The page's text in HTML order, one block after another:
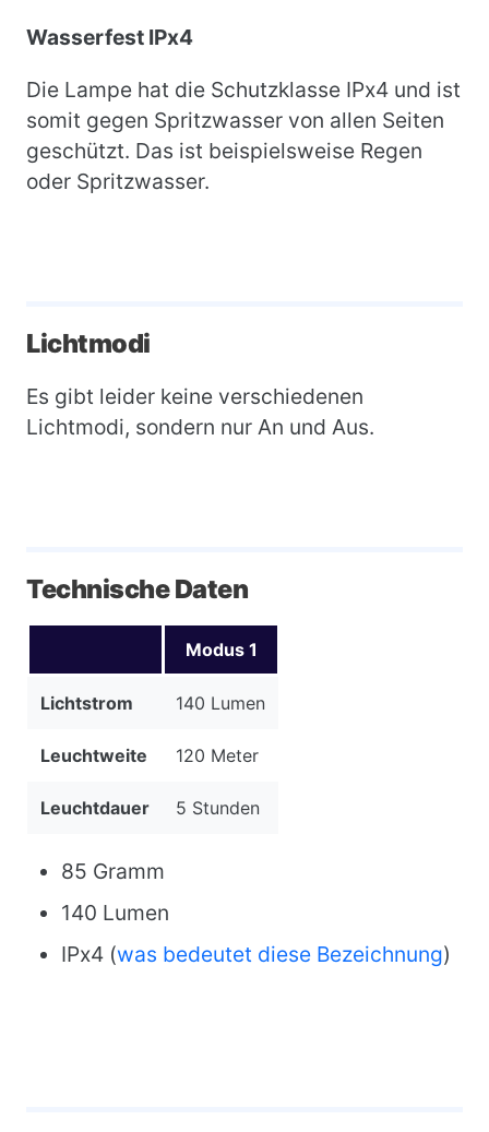
​Wasserfest IPx4
Die Lampe hat die Schutzklasse IPx4 und ist
somit gegen Spritzwasser von allen Seiten
geschützt. Das ist beispielsweise Regen
oder Spritzwasser.
Lichtmodi
Es gibt leider keine verschiedenen
Lichtmodi, sondern nur An und Aus.
Technische Daten
Modus 1
Lichtstrom 140 Lumen
Leuchtweite 120 Meter
Leuchtdauer 5 Stunden
85 Gramm
140 Lumen
IPx4 (was bedeutet diese Bezeichnung)